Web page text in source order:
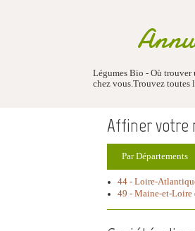
Légumes Bio - Où trouver
chez vous.Trouvez toutes
Affiner votre
Par Départements
44 - Loire-
49 - Maine-et-Loire